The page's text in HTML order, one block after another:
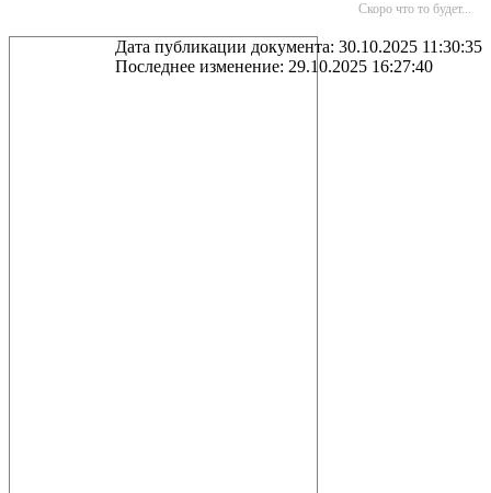
Скоро что то будет...
Дата публикации документа: 30.10.2025 11:30:35
Последнее изменение: 29.10.2025 16:27:40